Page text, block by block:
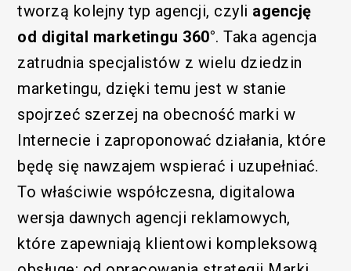
tworzą kolejny typ agencji, czyli agencję
od digital marketingu 360°. Taka agencja
zatrudnia specjalistów z wielu dziedzin
marketingu, dzięki temu jest w stanie
spojrzeć szerzej na obecność marki w
Internecie i zaproponować działania, które
będę się nawzajem wspierać i uzupełniać.
To właściwie współczesna, digitalowa
wersja dawnych agencji reklamowych,
które zapewniają klientowi kompleksową